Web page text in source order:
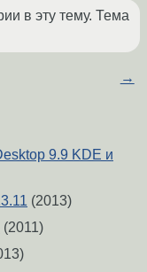
в эту тему. Тема
→
9.9 KDE и
(2013)
(2011)